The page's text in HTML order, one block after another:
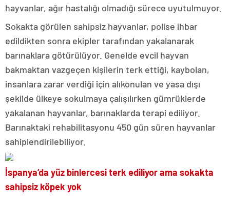
hayvanlar, ağır hastalığı olmadığı sürece uyutulmuyor.
Sokakta görülen sahipsiz hayvanlar, polise ihbar
edildikten sonra ekipler tarafından yakalanarak
barınaklara götürülüyor. Genelde evcil hayvan
bakmaktan vazgeçen kişilerin terk ettiği, kaybolan,
insanlara zarar verdiği için alıkonulan ve yasa dışı
şekilde ülkeye sokulmaya çalışılırken gümrüklerde
yakalanan hayvanlar, barınaklarda terapi ediliyor.
Barınaktaki rehabilitasyonu 450 gün süren hayvanlar
sahiplendirilebiliyor.
İspanya’da yüz binlercesi terk ediliyor ama sokakta
sahipsiz köpek yok